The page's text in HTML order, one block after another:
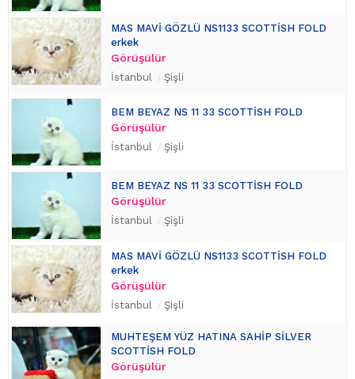
MAS MAVİ GÖZLÜ NS1133 SCOTTİSH FOLD
erkek
Görüşülür
İstanbul Şişli
BEM BEYAZ NS 11 33 SCOTTİSH FOLD
Görüşülür
İstanbul Şişli
BEM BEYAZ NS 11 33 SCOTTİSH FOLD
Görüşülür
İstanbul Şişli
MAS MAVİ GÖZLÜ NS1133 SCOTTİSH FOLD
erkek
Görüşülür
İstanbul Şişli
MUHTEŞEM YÜZ HATINA SAHİP SİLVER
SCOTTİSH FOLD
Görüşülür